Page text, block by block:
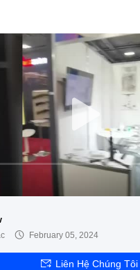
February 05, 2024
Liên Hệ Chúng Tôi